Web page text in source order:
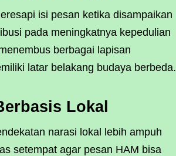
isi pesan ketika disampaikan
pada meningkatnya kepedulian
berbagai lapisan
latar belakang budaya berbeda.
Lokal
narasi lokal lebih ampuh
setempat agar pesan HAM bisa